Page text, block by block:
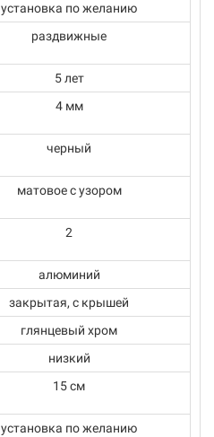
установка по желанию
раздвижные
5 лет
4 мм
черный
матовое с узором
2
алюминий
закрытая, с крышей
глянцевый хром
низкий
15 см
установка по желанию